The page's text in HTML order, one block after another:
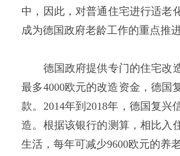
中，因此，对普通住宅进行适老
成为德国政府老龄工作的重点推
德国政府提供专门的住宅改造
最多4000欧元的改造资金，德国
款。2014年到2018年，德国复
造。根据该银行的测算，相比入
生活，每年可减少9600欧元的养